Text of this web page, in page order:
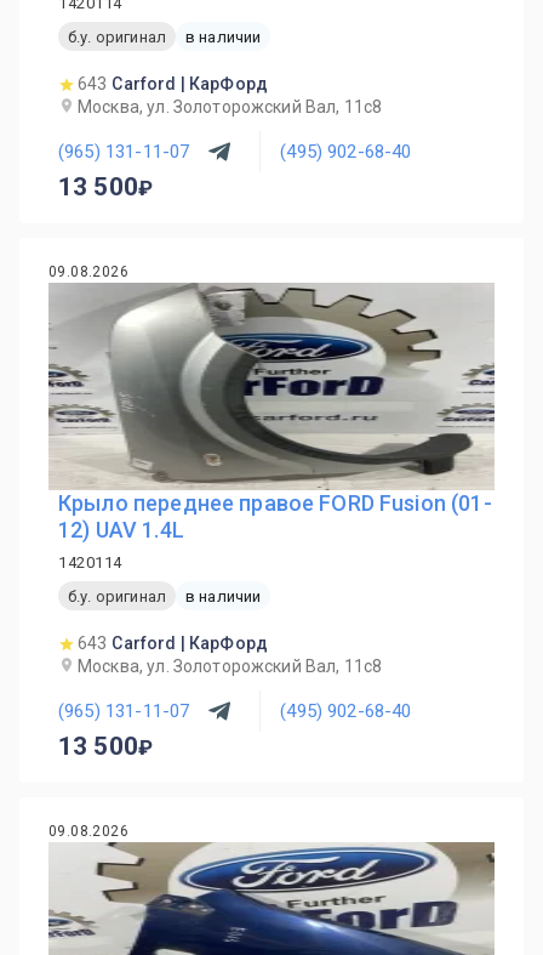
б.у. оригинал
в наличии
643 Carford | КарФорд
Москва, ул. Золоторожский Вал, 11с8
(965) 131-11-07 (495) 902-68-40
13 500
09.08.2026
Крыло переднее правое FORD Fusion (01-
12) UAV 1.4L
1420114
б.у. оригинал
в наличии
643 Carford | КарФорд
Москва, ул. Золоторожский Вал, 11с8
(965) 131-11-07 (495) 902-68-40
13 500
09.08.2026